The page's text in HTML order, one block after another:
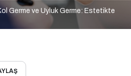
Germe ve Uyluk Germe: Estetikte